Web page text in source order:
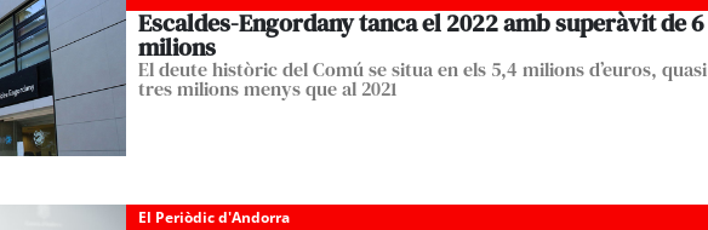
Escaldes-Engordany tanca el 2022 amb superàvit de 6
milions
El deute històric del Comú se situa en els 5,4 milions d’euros, quasi
tres milions menys que al 2021
El Periòdic d'Andorra